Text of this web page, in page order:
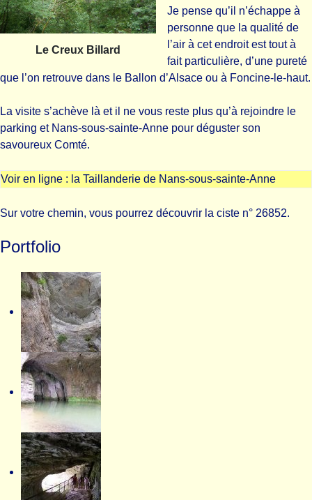
Le Creux Billard
Je pense qu’il n’échappe à
personne que la qualité de
l’air à cet endroit est tout à
fait particulière, d’une pureté
que l’on retrouve dans le Ballon d’Alsace ou à Foncine-le-haut.
La visite s’achève là et il ne vous reste plus qu’à rejoindre le
parking et Nans-sous-sainte-Anne pour déguster son
savoureux Comté.
Voir en ligne : la Taillanderie de Nans-sous-sainte-Anne
Sur votre chemin, vous pourrez découvrir la ciste n° 26852.
Portfolio